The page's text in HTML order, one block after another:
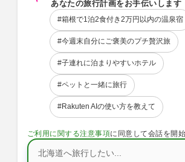
あなたの旅行計画をお手伝いします
#箱根で1泊2食付き2万円以内の温泉宿
#今週末自分にご褒美のプチ贅沢旅
#子連れに泊まりやすいホテル
#ペットと一緒に旅行
#Rakuten AIの使い方を教えて
ご利用に関する注意事項に同意して会話を開
メッセージを入力